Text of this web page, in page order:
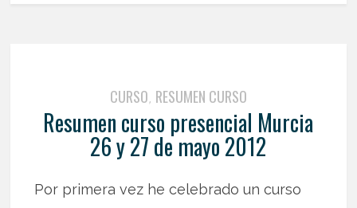
CURSO, RESUMEN CURSO
Resumen curso presencial Murcia
26 y 27 de mayo 2012
Por primera vez he celebrado un curso